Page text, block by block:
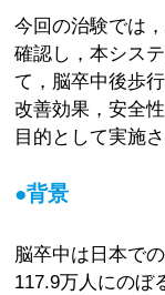
今回の治験では
確認し，本シス
て，脳卒中後歩
改善効果，安全
目的として実施さ
●背景
脳卒中は日本で
117.9万人にのぼ